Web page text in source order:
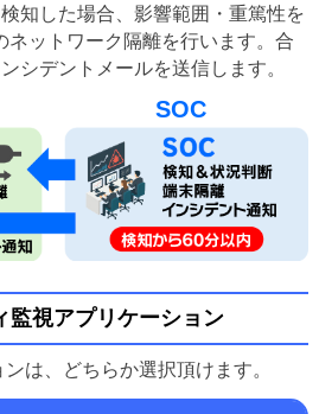
知した場合、影響範囲・重篤性を
ネットワーク隔離を行います。合
シデントメールを送信します。
SOC
監視アプリケーション
は、どちらか選択頂けます。